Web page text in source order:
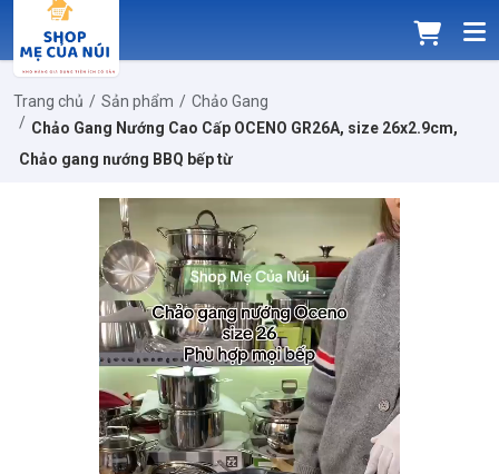
Trang chủ Sản phẩm
Chảo Gang
Chảo Gang Nướng Cao Cấp OCENO GR26A, size 26x2.9cm,
Chảo gang nướng BBQ bếp từ